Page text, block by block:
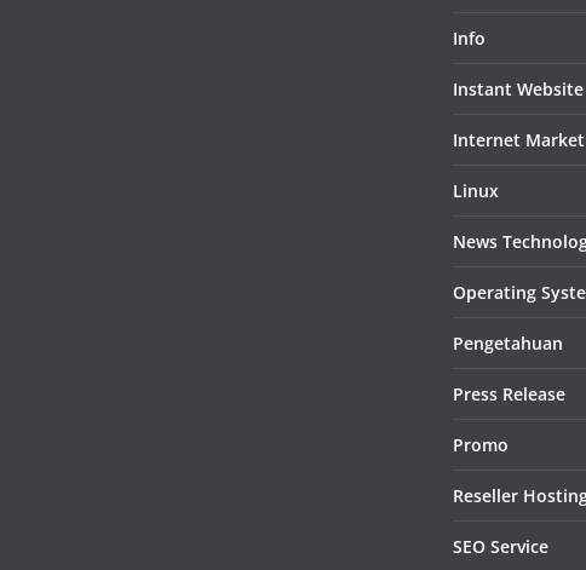
Info
Instant Website
Internet
Linux
News
Operating
Pengetahuan
Press Release
Promo
Reseller
SEO Service